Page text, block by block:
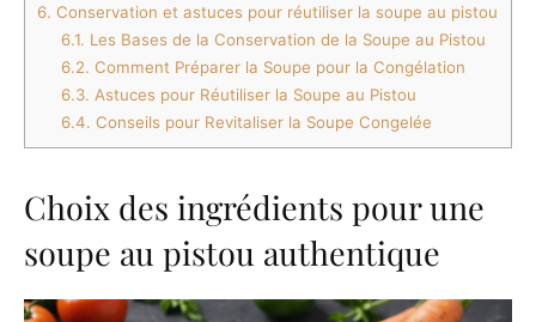
6. Conservation et astuces pour réutiliser la soupe au pistou
6.1. Les Bases de la Conservation de la Soupe au Pistou
6.2. Comment Préparer la Soupe pour la Congélation
6.3. Astuces pour Réutiliser la Soupe au Pistou
6.4. Conseils pour Revitaliser la Soupe Congelée
Choix des ingrédients pour une
soupe au pistou authentique